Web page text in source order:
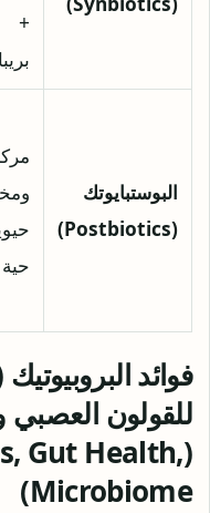
البوستبايوتك
حية
فوائد البروبيوتيك
للقولون العصبي
Gut Health,
Microbiome)